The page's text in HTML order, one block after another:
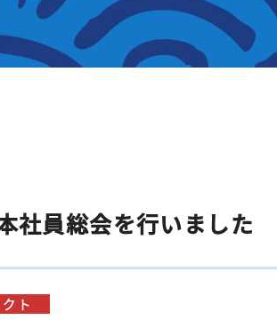
社員総会を行いました
ト